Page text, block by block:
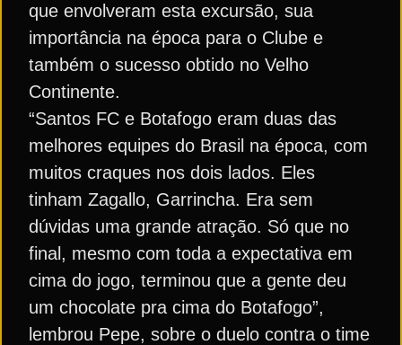
que envolveram esta excursão, sua
importância na época para o Clube e
também o sucesso obtido no Velho
Continente.
“Santos FC e Botafogo eram duas das
melhores equipes do Brasil na época, com
muitos craques nos dois lados. Eles
tinham Zagallo, Garrincha. Era sem
dúvidas uma grande atração. Só que no
final, mesmo com toda a expectativa em
cima do jogo, terminou que a gente deu
um chocolate pra cima do Botafogo”,
lembrou Pepe, sobre o duelo contra o time